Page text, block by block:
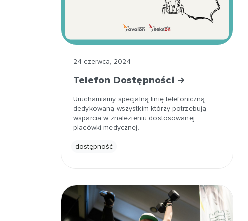
24 czerwca, 2024
Telefon Dostępności
Uruchamiamy specjalną linię telefoniczną,
dedykowaną wszystkim którzy potrzebują
wsparcia w znalezieniu dostosowanej
placówki medycznej.
dostępność